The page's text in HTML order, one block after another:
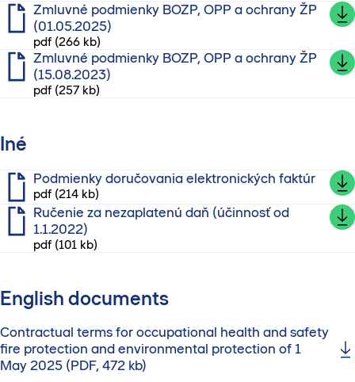
Zmluvné podmienky BOZP, OPP a ochrany ŽP
(01.05.2025)
pdf (266 kb)
Zmluvné podmienky BOZP, OPP a ochrany ŽP
(15.08.2023)
pdf (257 kb)
Iné
Podmienky doručovania elektronických faktúr
pdf (214 kb)
Ručenie za nezaplatenú daň (účinnosť od
1.1.2022)
pdf (101 kb)
English documents
Contractual terms for occupational health and safety
fire protection and environmental protection of 1
May 2025 (PDF, 472 kb)